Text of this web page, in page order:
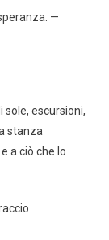
—
sole, escursioni,
stanza
a ciò che lo